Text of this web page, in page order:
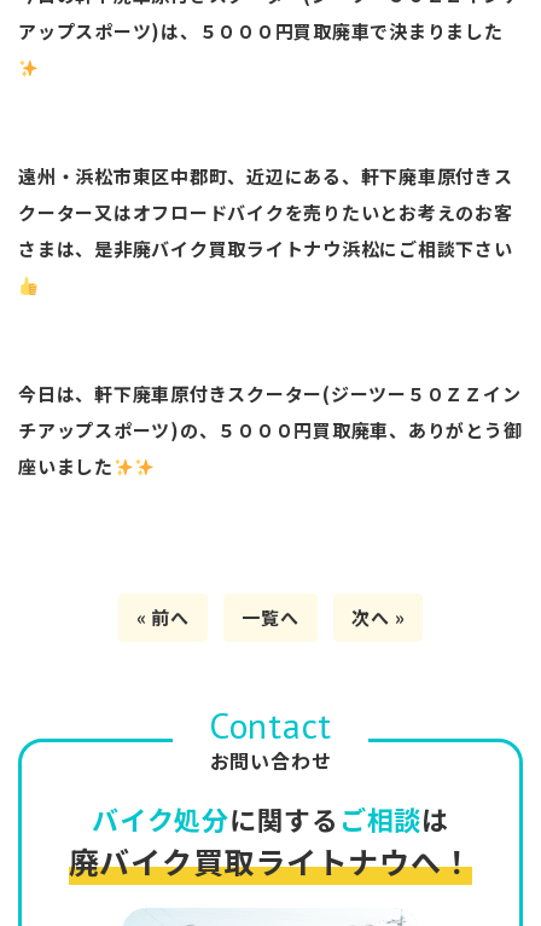
アップスポーツ)は、５０００円買取廃車で決まりました
遠州・浜松市東区中郡町、近辺にある、軒下廃車原付きス
クーター又はオフロードバイクを売りたいとお考えのお客
さまは、是非廃バイク買取ライトナウ浜松にご相談下さい
今日は、軒下廃車原付きスクーター(ジーツー５０ＺＺイン
チアップスポーツ)の、５０００円買取廃車、ありがとう御
座いました
« 前へ 一覧へ 次へ »
Contact
お問い合わせ
バイク処分に関する ご相談は
廃バイク買取ライトナウへ！